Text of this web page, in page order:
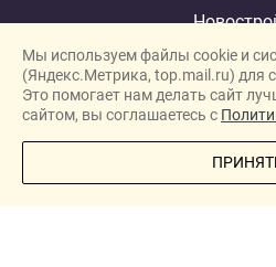
Полезная
ПОЗВОНИТЕ
Мы используем файлы cookie и
(Яндекс.Метрика, top.mail.ru) для
Это помогает нам делать сайт
сайтом, вы соглашаетесь с